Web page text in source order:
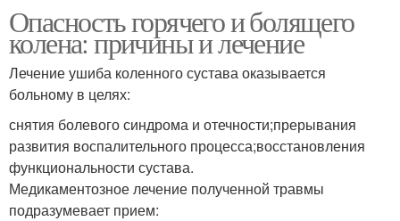
Опасность горячего и болящего
колена: причины и лечение
Лечение ушиба коленного сустава оказывается
больному в целях:
снятия болевого синдрома и отечности;прерывания
развития воспалительного процесса;восстановления
функциональности сустава.
Медикаментозное лечение полученной травмы
подразумевает прием: